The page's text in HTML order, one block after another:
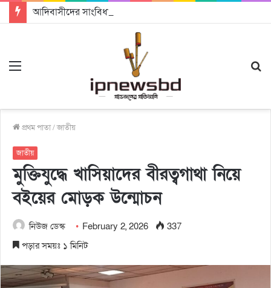
প্রথম পাতা/জাতীয়
জাতীয়
মুক্তিযুদ্ধে খাসিয়াদের বীরত্বগাথা নিয়ে
বইয়ের মোড়ক উন্মোচন
নিউজ ডেস্ক February 2, 2026
337
পড়ার সময়ঃ ১ মিনিট